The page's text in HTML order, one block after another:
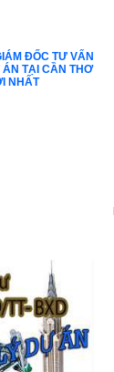
ĐỐC TƯ VẤN
TẠI CẦN THƠ
NHẤT